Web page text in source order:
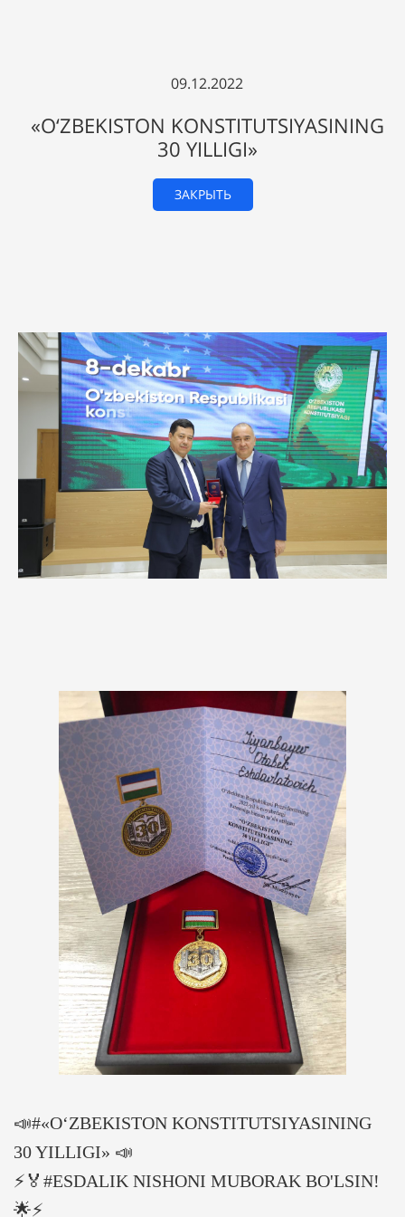
09.12.2022
«O‘ZBEKISTON KONSTITUTSIYASINING
30 YILLIGI»
ЗАКРЫТЬ
📣#«O‘ZBEKISTON KONSTITUTSIYASINING
30 YILLIGI» 📣
⚡️🏅#ESDALIK NISHONI MUBORAK BO'LSIN!
🌟⚡️